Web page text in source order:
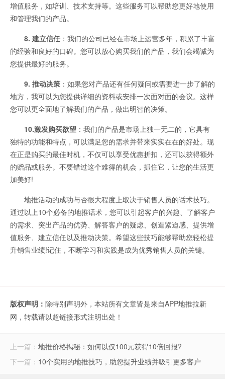
增值服务，如培训、技术支持等。这些服务可以帮助您更好地使用
和管理我们的产品。
8. 建立信任 ：我们的公司已经在市场上运营多年，积累了丰富
的经验和良好的口碑。您可以放心购买我们的产品，我们会竭诚为
您提供最好的服务。
9. 推动决策 ：如果您对产品还有任何疑问或需要进一步了解的
地方，我可以为您提供详细的资料或安排一次面对面的会议。这样
您可以更全面地了解我们的产品，做出明智的决策。
10.激发购买欲望 ：我们的产品是市场上独一无二的，它具有
独特的功能和特点，可以满足您的需求并带来实实在在的好处。现
在正是购买的最佳时机，不仅可以享受优惠折扣，还可以获得额外
的赠品或服务。不要错过这个难得的机会，抓住它，让您的生活更
加美好!
地推活动的成功与否很大程度上取决于销售人员的话术技巧。
通过以上10个必备的地推话术，您可以引起客户的兴趣、了解客户
的需求、突出产品的优势、解答客户的疑虑、创造紧迫感、提供增
值服务、建立信任以及推动决策。希望这些技巧能够帮助您轻松提
升销售业绩!记住，不断学习和实践是成为优秀销售人员的关键。
版权声明： 除特别声明外，本站所有文章皆是来自APP地推拉新
网，转载请以超链接形式注明出处！
上一篇： 地推价格揭秘：如何以仅100元获得10倍回报?
下一篇： 10个实用的地推技巧，助您提升业绩并吸引更多客户